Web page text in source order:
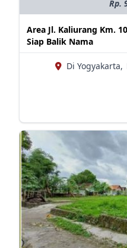
Rp.
Area Jl. Kaliurang Km.
Siap Balik Nama
Di Yogyakarta,